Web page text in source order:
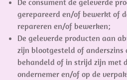
gerepareerd en/of bewerkt of
repareren en/of bewerken;
De geleverde producten aan
zijn blootgesteld of anderszins
behandeld of in strijd zijn met
ondernemer en/of op de